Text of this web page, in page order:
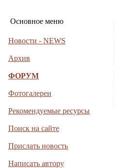
Основное меню
Новости - NEWS
Архив
ФОРУМ
Фотогалереи
Рекомендуемые ресурсы
Поиск на сайте
Прислать новость
Написать автору